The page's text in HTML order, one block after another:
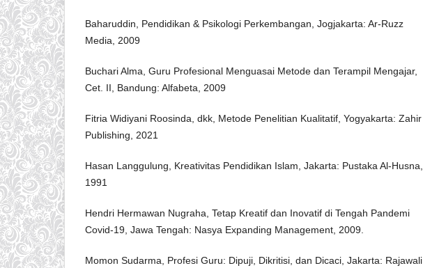
Baharuddin, Pendidikan & Psikologi Perkembangan, Jogjakarta: Ar-Ruzz
Media, 2009
Buchari Alma, Guru Profesional Menguasai Metode dan Terampil Mengajar,
Cet. II, Bandung: Alfabeta, 2009
Fitria Widiyani Roosinda, dkk, Metode Penelitian Kualitatif, Yogyakarta: Zahir
Publishing, 2021
Hasan Langgulung, Kreativitas Pendidikan Islam, Jakarta: Pustaka Al-Husna,
1991
Hendri Hermawan Nugraha, Tetap Kreatif dan Inovatif di Tengah Pandemi
Covid-19, Jawa Tengah: Nasya Expanding Management, 2009.
Momon Sudarma, Profesi Guru: Dipuji, Dikritisi, dan Dicaci, Jakarta: Rajawali